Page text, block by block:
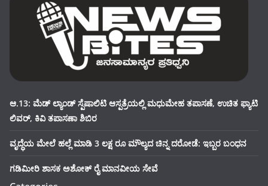
ಆ.13: ಮೆಡ್ ಲ್ಯಾಂಡ್ ಸ್ಪೆಷಾಲಿಟಿ ಆಸ್ಪತ್ರೆಯಲ್ಲಿ ಮಧುಮೇಹ ತಪಾಸಣೆ, ಉಚಿತ ಫ್ಯಾಟಿ
ಲಿವರ್, ಕಿವಿ ತಪಾಸಣಾ ಶಿಬಿರ
ವೃದ್ಧೆಯ ಮೇಲೆ ಹಲ್ಲೆ ಮಾಡಿ 3 ಲಕ್ಷ ರೂ ಮೌಲ್ಯದ ಚಿನ್ನ ದರೋಡೆ: ಇಬ್ಬರ ಬಂಧನ
ಗಡಿಮೀರಿ ಶಾಸಕ ಅಶೋಕ್ ರೈ ಮಾನವೀಯ ಸೇವೆ